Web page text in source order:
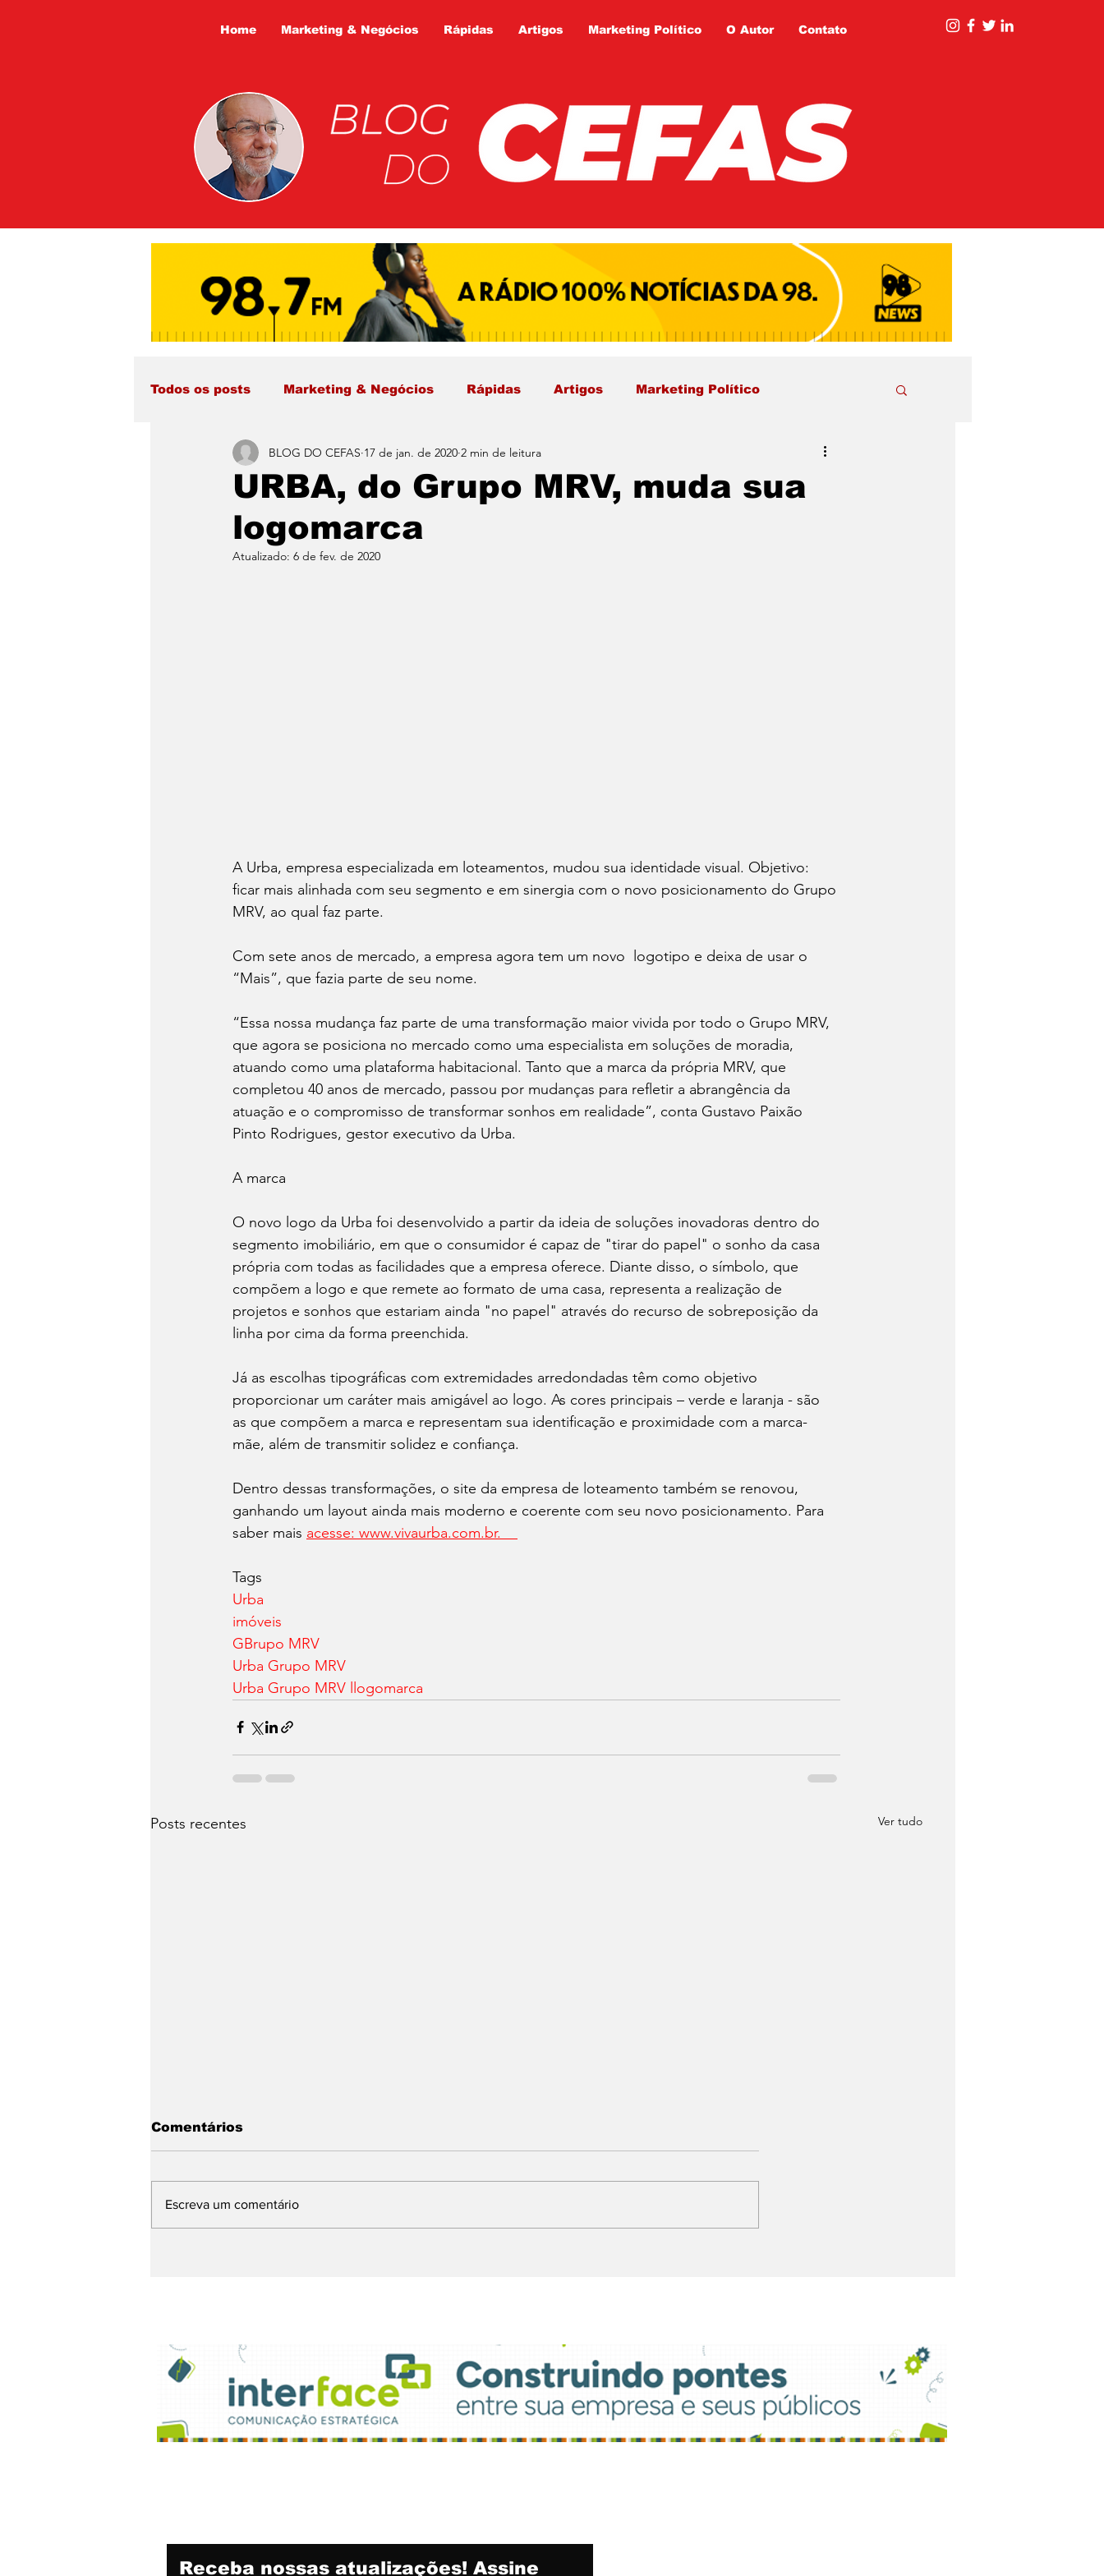
Home Marketing & Negócios Rápidas Artigos Marketing Político O Autor Contato
Todos os posts Marketing & Negócios Rápidas Artigos Marketing Político
URBA, do Grupo MRV, muda sua
logomarca
BLOG DO CEFAS 17 de jan. de 2020 2 min de leitura
Atualizado: 6 de fev. de 2020
A Urba, empresa especializada em loteamentos, mudou sua identidade visual. Objetivo:
ficar mais alinhada com seu segmento e em sinergia com o novo posicionamento do Grupo
MRV, ao qual faz parte.
Com sete anos de mercado, a empresa agora tem um novo  logotipo e deixa de usar o
“Mais”, que fazia parte de seu nome.
“Essa nossa mudança faz parte de uma transformação maior vivida por todo o Grupo MRV,
que agora se posiciona no mercado como uma especialista em soluções de moradia,
atuando como uma plataforma habitacional. Tanto que a marca da própria MRV, que
completou 40 anos de mercado, passou por mudanças para refletir a abrangência da
atuação e o compromisso de transformar sonhos em realidade”, conta Gustavo Paixão
Pinto Rodrigues, gestor executivo da Urba.
A marca
O novo logo da Urba foi desenvolvido a partir da ideia de soluções inovadoras dentro do
segmento imobiliário, em que o consumidor é capaz de "tirar do papel" o sonho da casa
própria com todas as facilidades que a empresa oferece. Diante disso, o símbolo, que
compõem a logo e que remete ao formato de uma casa, representa a realização de
projetos e sonhos que estariam ainda "no papel" através do recurso de sobreposição da
linha por cima da forma preenchida.
Já as escolhas tipográficas com extremidades arredondadas têm como objetivo
proporcionar um caráter mais amigável ao logo. As cores principais – verde e laranja - são
as que compõem a marca e representam sua identificação e proximidade com a marca-
mãe, além de transmitir solidez e confiança.
Dentro dessas transformações, o site da empresa de loteamento também se renovou,
ganhando um layout ainda mais moderno e coerente com seu novo posicionamento. Para
saber mais acesse: www.vivaurba.com.br.
Tags
Urba
imóveis
GBrupo MRV
Urba Grupo MRV
Urba Grupo MRV llogomarca
Posts recentes Ver tudo
Comentários
Escreva um comentário
Receba nossas atualizações! Assine